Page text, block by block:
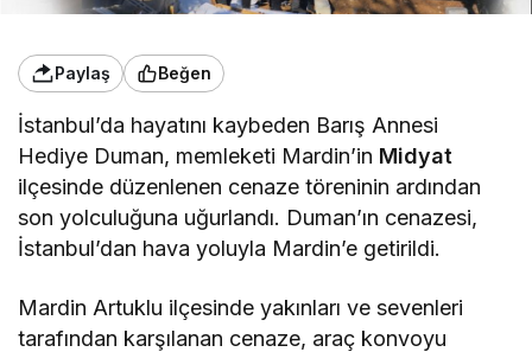
Paylaş Beğen
İstanbul’da hayatını kaybeden Barış Annesi
Hediye Duman, memleketi Mardin’in Midyat
ilçesinde düzenlenen cenaze töreninin ardından
son yolculuğuna uğurlandı. Duman’ın cenazesi,
İstanbul’dan hava yoluyla Mardin’e getirildi.
Mardin Artuklu ilçesinde yakınları ve sevenleri
tarafından karşılanan cenaze, araç konvoyu